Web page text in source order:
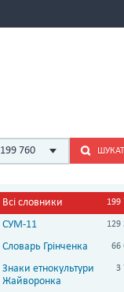
199 760
Всі словники 199
СУМ-11 129
Словарь Грінченка 66
Знаки етнокультури
Жайворонка
3